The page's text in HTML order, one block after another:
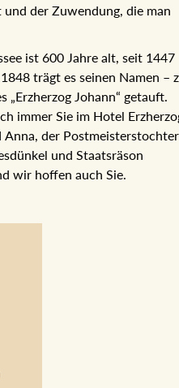
der Zuwendung, die man
ist 600 Jahre alt, seit 1447
trägt es seinen Namen –
es „Erzherzog Johann“
wo auch immer Sie im Hotel
Johann und Anna, der
sich gegen Standesdünkel
uns. Und wir hoffen